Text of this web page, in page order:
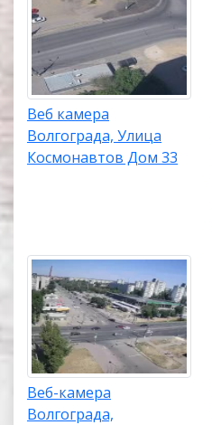
Веб камера
Волгограда, Улица
Космонавтов Дом 33
Веб-камера
Волгограда,